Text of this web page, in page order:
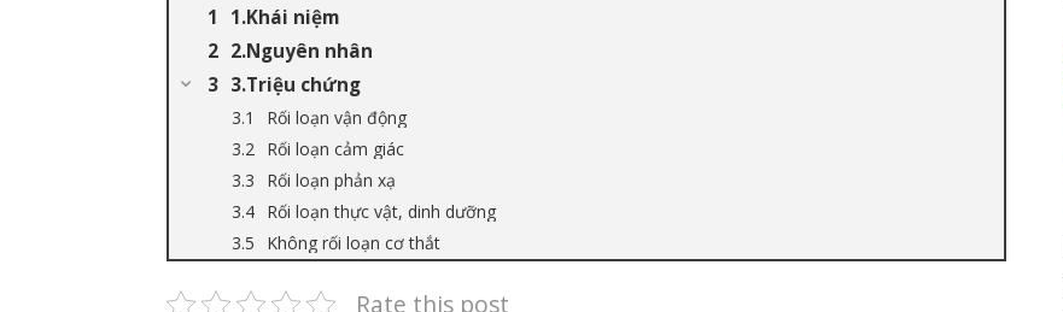
1.Khái niệm
2.Nguyên nhân
3.Triệu chứng
Rối loạn vận động
Rối loạn cảm giác
Rối loạn phản xạ
Rối loạn thực vật, dinh dưỡng
Không rối loạn cơ thắt
Rate this post